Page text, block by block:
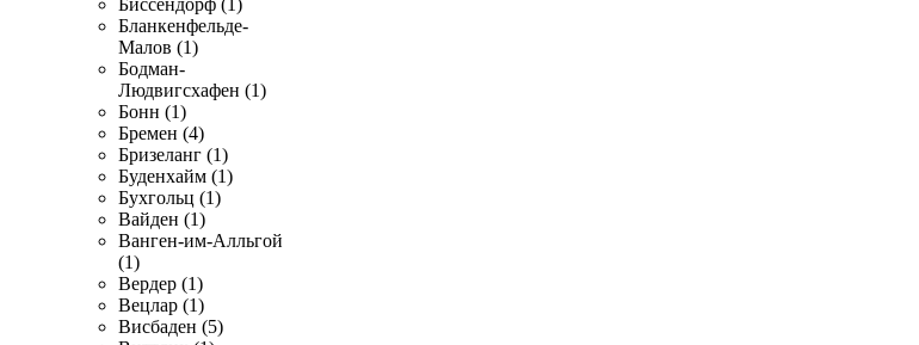
Биссендорф (1)
Бланкенфельде-
Малов (1)
Бодман-
Людвигсхафен (1)
Бонн (1)
Бремен (4)
Бризеланг (1)
Буденхайм (1)
Бухгольц (1)
Вайден (1)
Ванген-им-Алльгой
(1)
Вердер (1)
Вецлар (1)
Висбаден (5)